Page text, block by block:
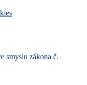
smyslu zákona č.